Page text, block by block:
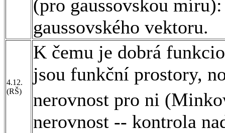
(pro gaussovskou
gaussovského vektoru.
4.12.
(RŠ)
K čemu je dobrá
jsou funkční prostory,
nerovnost pro ni
nerovnost -- kontrola